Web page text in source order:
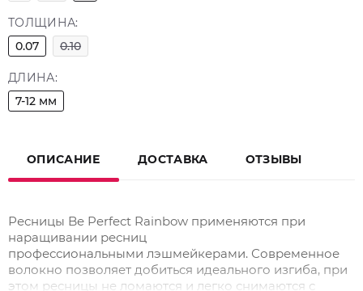
ТОЛЩИНА:
0.07
0.10
ДЛИНА:
7-12 мм
ОПИСАНИЕ ДОСТАВКА ОТЗЫВЫ
Ресницы Be Perfect Rainbow применяются при
наращивании ресниц
профессиональными лэшмейкерами. Современное
волокно позволяет добиться идеального изгиба, при
этом ресницы не ломаются и легко снимаются с